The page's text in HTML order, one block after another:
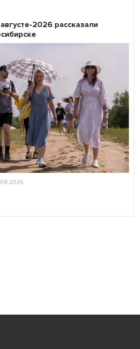
2026 рассказали